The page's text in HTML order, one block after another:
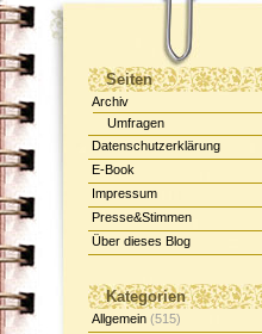
Seiten
Archiv
Umfragen
Datenschutzerklärung
E-Book
Impressum
Presse&Stimmen
Über dieses Blog
Kategorien
Allgemein (515)